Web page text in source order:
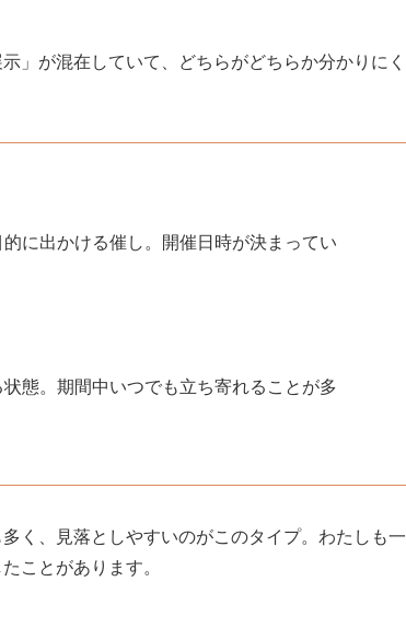
」が混在していて、どちらがどちらか分かりにく
に出かける催し。開催日時が決まってい
態。期間中いつでも立ち寄れることが多
く、見落としやすいのがこのタイプ。わたしも一
ことがあります。